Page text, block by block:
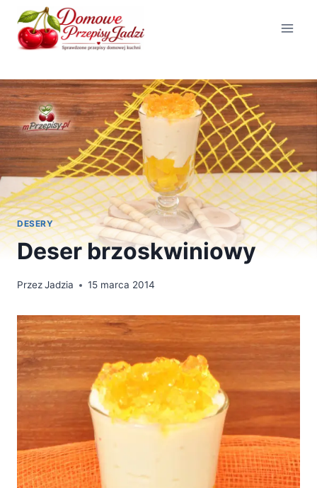
Przejdź
treści
DESERY
Deser brzoskwiniowy
PrzezJadzia 15 marca 2014